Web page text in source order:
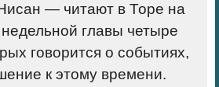
— читают в Торе на
главы четыре
говорится о событиях,
к этому времени.